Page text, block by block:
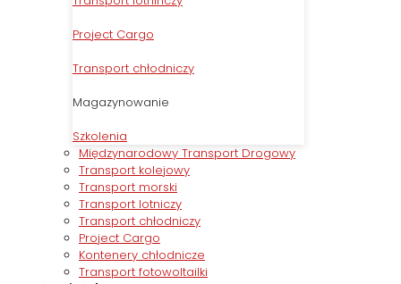
Project Cargo
Transport chłodniczy
Magazynowanie
Szkolenia
Międzynarodowy Transport Drogowy
Transport kolejowy
Transport morski
Transport lotniczy
Transport chłodniczy
Project Cargo
Kontenery chłodnicze
Transport fotowoltailki